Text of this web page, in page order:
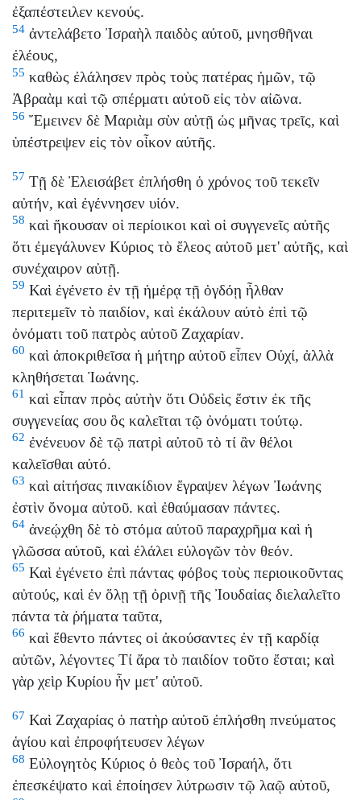
ἐξαπέστειλεν κενούς.
54 ἀντελάβετο Ἰσραὴλ παιδὸς αὐτοῦ, μνησθῆναι
ἐλέους,
55 καθὼς ἐλάλησεν πρὸς τοὺς πατέρας ἡμῶν, τῷ
Ἀβραὰμ καὶ τῷ σπέρματι αὐτοῦ εἰς τὸν αἰῶνα.
56 Ἔμεινεν δὲ Μαριὰμ σὺν αὐτῇ ὡς μῆνας τρεῖς, καὶ
ὑπέστρεψεν εἰς τὸν οἶκον αὐτῆς.
57 Τῇ δὲ Ἐλεισάβετ ἐπλήσθη ὁ χρόνος τοῦ τεκεῖν
αὐτήν, καὶ ἐγέννησεν υἱόν.
58 καὶ ἤκουσαν οἱ περίοικοι καὶ οἱ συγγενεῖς αὐτῆς
ὅτι ἐμεγάλυνεν Κύριος τὸ ἔλεος αὐτοῦ μετ' αὐτῆς, καὶ
συνέχαιρον αὐτῇ.
59 Καὶ ἐγένετο ἐν τῇ ἡμέρᾳ τῇ ὀγδόῃ ἦλθαν
περιτεμεῖν τὸ παιδίον, καὶ ἐκάλουν αὐτὸ ἐπὶ τῷ
ὀνόματι τοῦ πατρὸς αὐτοῦ Ζαχαρίαν.
60 καὶ ἀποκριθεῖσα ἡ μήτηρ αὐτοῦ εἶπεν Οὐχί, ἀλλὰ
κληθήσεται Ἰωάνης.
61 καὶ εἶπαν πρὸς αὐτὴν ὅτι Οὐδεὶς ἔστιν ἐκ τῆς
συγγενείας σου ὃς καλεῖται τῷ ὀνόματι τούτῳ.
62 ἐνένευον δὲ τῷ πατρὶ αὐτοῦ τὸ τί ἂν θέλοι
καλεῖσθαι αὐτό.
63 καὶ αἰτήσας πινακίδιον ἔγραψεν λέγων Ἰωάνης
ἐστὶν ὄνομα αὐτοῦ. καὶ ἐθαύμασαν πάντες.
64 ἀνεῴχθη δὲ τὸ στόμα αὐτοῦ παραχρῆμα καὶ ἡ
γλῶσσα αὐτοῦ, καὶ ἐλάλει εὐλογῶν τὸν θεόν.
65 Καὶ ἐγένετο ἐπὶ πάντας φόβος τοὺς περιοικοῦντας
αὐτούς, καὶ ἐν ὅλῃ τῇ ὀρινῇ τῆς Ἰουδαίας διελαλεῖτο
πάντα τὰ ῥήματα ταῦτα,
66 καὶ ἔθεντο πάντες οἱ ἀκούσαντες ἐν τῇ καρδίᾳ
αὐτῶν, λέγοντες Τί ἄρα τὸ παιδίον τοῦτο ἔσται; καὶ
γὰρ χεὶρ Κυρίου ἦν μετ' αὐτοῦ.
67 Καὶ Ζαχαρίας ὁ πατὴρ αὐτοῦ ἐπλήσθη πνεύματος
ἁγίου καὶ ἐπροφήτευσεν λέγων
68 Εὐλογητὸς Κύριος ὁ θεὸς τοῦ Ἰσραήλ, ὅτι
ἐπεσκέψατο καὶ ἐποίησεν λύτρωσιν τῷ λαῷ αὐτοῦ,